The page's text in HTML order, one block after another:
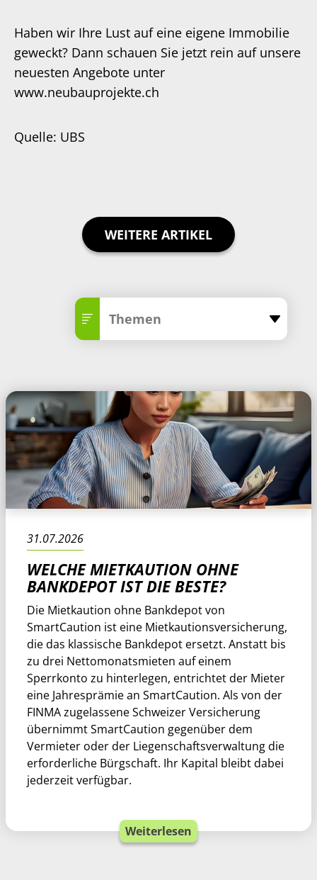
Haben wir Ihre Lust auf eine eigene Immobilie
geweckt? Dann schauen Sie jetzt rein auf unsere
neuesten Angebote unter
www.neubauprojekte.ch
Quelle: UBS
WEITERE ARTIKEL
Themen
31.07.2026
WELCHE MIETKAUTION OHNE
BANKDEPOT IST DIE BESTE?
Die Mietkaution ohne Bankdepot von
SmartCaution ist eine Mietkautionsversicherung,
die das klassische Bankdepot ersetzt. Anstatt bis
zu drei Nettomonatsmieten auf einem
Sperrkonto zu hinterlegen, entrichtet der Mieter
eine Jahresprämie an SmartCaution. Als von der
FINMA zugelassene Schweizer Versicherung
übernimmt SmartCaution gegenüber dem
Vermieter oder der Liegenschaftsverwaltung die
erforderliche Bürgschaft. Ihr Kapital bleibt dabei
jederzeit verfügbar.
Weiterlesen